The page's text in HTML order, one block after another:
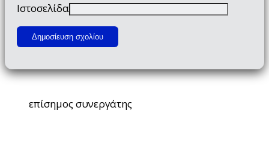
Ιστοσελίδα
επίσημος συνεργάτης